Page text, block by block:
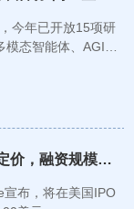
今年已开放15项研
态智能体、AGI决
价，融资规模
布，将在美国IPO